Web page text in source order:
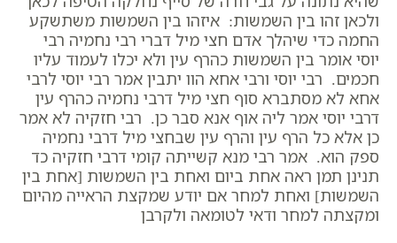
ולכאן זהו בין השמשות: איזהו בין השמשות משתשקע
החמה כדי שיהלך אדם חצי מיל דברי רבי נחמיה רבי
יוסי אומר בין השמשות כהרף עין ולא יכלו לעמוד עליו
חכמים. רבי יוסי ורבי אחא הוו יתבין אמר רבי יוסי לרבי
אחא לא מסתברא סוף חצי מיל דרבי נחמיה כהרף עין
דרבי יוסי אמר ליה אוף אנא סבר כן. רבי חזקיה לא אמר
כן אלא כל הרף עין והרף עין שבחצי מיל דרבי נחמיה
ספק הוא. אמר רבי מנא קשייתה קומי דרבי חזקיה כד
תנינן תמן ראה אחת ביום ואחת בין השמשות [אחת בין
השמשות] ואחת למחר אם יודע שמקצת הראייה מהיום
ומקצתה למחר ודאי לטומאה ולקרבן